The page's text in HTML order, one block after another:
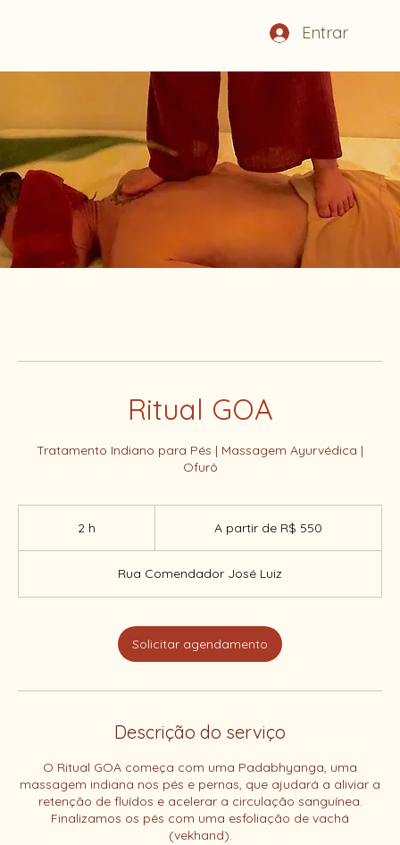
Entrar
Ritual GOA
Tratamento Indiano para Pés | Massagem Ayurvédica |
Ofurô
2 h
Reais
A partir de R$ 550
Rua Comendador José Luiz
Solicitar agendamento
Descrição do serviço
O Ritual GOA começa com uma Padabhyanga, uma
massagem indiana nos pés e pernas, que ajudará a aliviar a
retenção de fluídos e acelerar a circulação sanguínea.
Finalizamos os pés com uma esfoliação de vachá
(vekhand).